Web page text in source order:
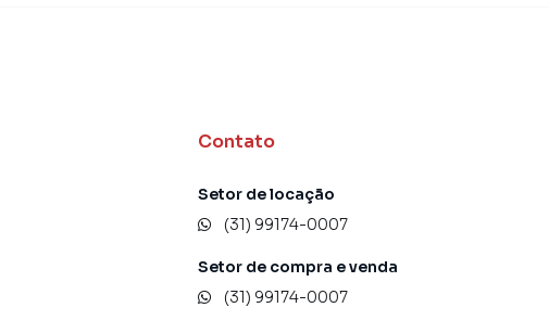
Contato
Setor de locação
(31) 99174-0007
Setor de compra e venda
(31) 99174-0007